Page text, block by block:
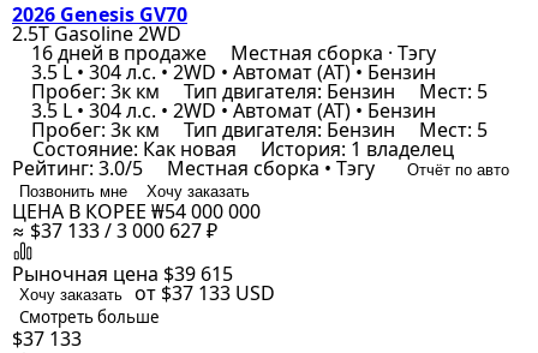
2026 Genesis GV70
2.5T Gasoline 2WD
16 дней в продаже Местная сборка · Тэгу
3.5 L • 304 л.с. • 2WD • Автомат (AT) • Бензин
Пробег: 3к км Тип двигателя: Бензин Мест: 5
3.5 L • 304 л.с. • 2WD • Автомат (AT) • Бензин
Пробег: 3к км Тип двигателя: Бензин Мест: 5
Состояние: Как новая История: 1 владелец
Рейтинг: 3.0/5 Местная сборка • Тэгу
Отчёт по авто
Позвонить мне
Хочу заказать
ЦЕНА В КОРЕЕ ₩54 000 000
≈ $37 133 / 3 000 627 ₽
Рыночная цена $39 615
Хочу заказать от $37 133 USD
Смотреть больше
$37 133